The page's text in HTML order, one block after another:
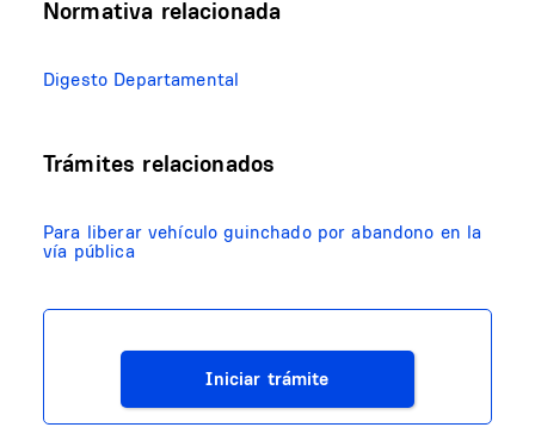
Normativa relacionada
Digesto Departamental
Trámites relacionados
Para liberar vehículo guinchado por abandono en la
vía pública
Iniciar trámite